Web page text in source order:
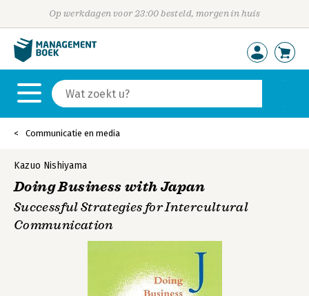
Op werkdagen voor 23:00 besteld, morgen in huis
Communicatie en media
Kazuo Nishiyama
Doing Business with Japan
Successful Strategies for Intercultural
Communication